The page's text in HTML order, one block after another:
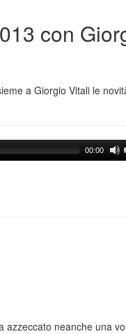
con
a Giorgio Vitali le
00:00
azzeccato neanche una